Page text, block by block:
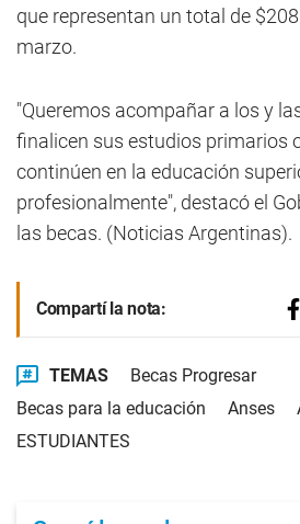
que representan un total de
marzo.
"Queremos acompañar a los y
finalicen sus estudios primarios
continúen en la educación
profesionalmente", destacó el
las becas. (Noticias Argentinas).
Compartí la nota:
TEMAS
Becas Progresar
Becas para la educación
Anses
ESTUDIANTES